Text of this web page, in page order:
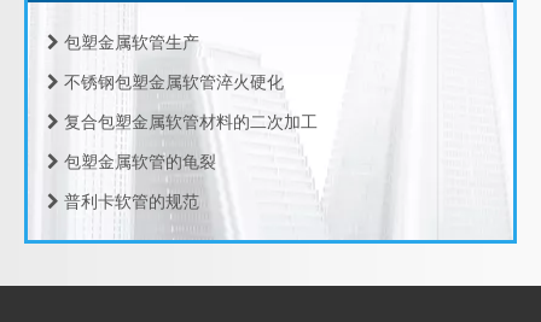
包塑金属软管生产
不锈钢包塑金属软管淬火硬化
复合包塑金属软管材料的二次加工
包塑金属软管的龟裂
普利卡软管的规范
包塑软管的规范